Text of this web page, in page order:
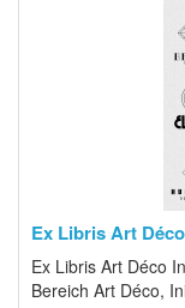
Ex Libris Art
Ex Libris Art Déco
Bereich Art Déco,